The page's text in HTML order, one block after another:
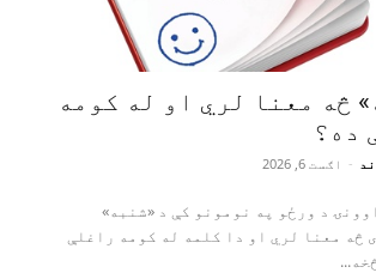
څه معنا لري او له کومه
ده؟
- اګست 6, 2026
د ورځو په نومونو کې د «شنبه»
څه معنا لري او دا کلمه له کومه راغلې